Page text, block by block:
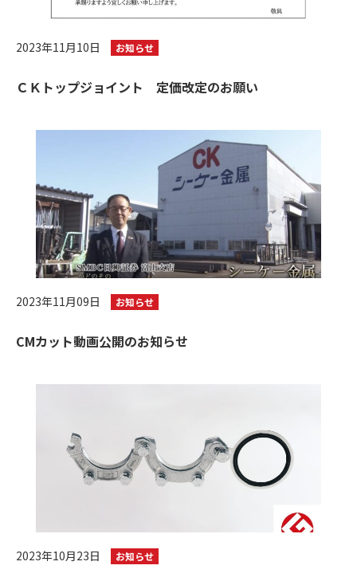
2023年11月10日 お知らせ
ＣＫトップジョイント 定価改定のお願い
2023年11月09日 お知らせ
CMカット動画公開のお知らせ
2023年10月23日 お知らせ